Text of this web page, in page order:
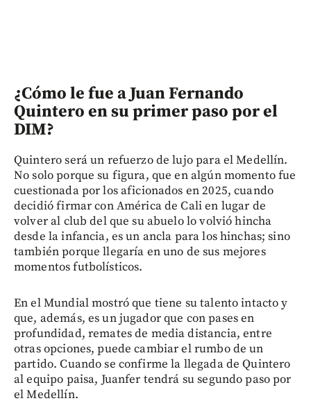
¿Cómo le fue a Juan Fernando
Quintero en su primer paso por el
DIM?
Quintero será un refuerzo de lujo para el Medellín.
No solo porque su figura, que en algún momento fue
cuestionada por los aficionados en 2025, cuando
decidió firmar con América de Cali en lugar de
volver al club del que su abuelo lo volvió hincha
desde la infancia, es un ancla para los hinchas; sino
también porque llegaría en uno de sus mejores
momentos futbolísticos.
En el Mundial mostró que tiene su talento intacto y
que, además, es un jugador que con pases en
profundidad, remates de media distancia, entre
otras opciones, puede cambiar el rumbo de un
partido. Cuando se confirme la llegada de Quintero
al equipo paisa, Juanfer tendrá su segundo paso por
el Medellín.